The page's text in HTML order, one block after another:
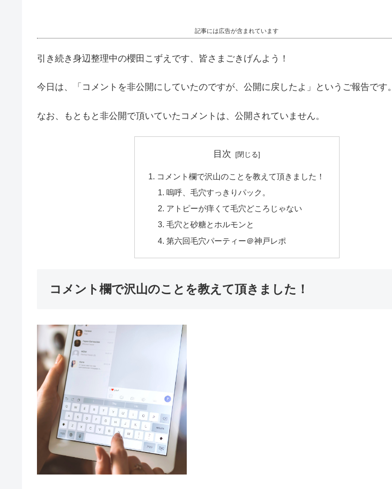
記事には広告が含まれています
引き続き身辺整理中の櫻田こずえです、皆さまごきげんよう！
今日は、「コメントを非公開にしていたのですが、公開に戻したよ」というご報告です。
なお、もともと非公開で頂いていたコメントは、公開されていません。
目次
コメント欄で沢山のことを教えて頂きました！
嗚呼、毛穴すっきりパック。
アトピーが痒くて毛穴どころじゃない
毛穴と砂糖とホルモンと
第六回毛穴パーティー＠神戸レポ
コメント欄で沢山のことを教えて頂きました！